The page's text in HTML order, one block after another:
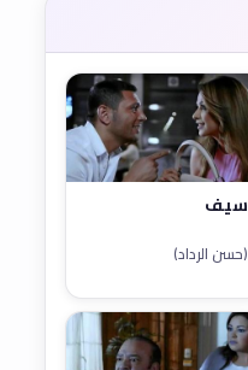
سيف
(حسن الرداد)